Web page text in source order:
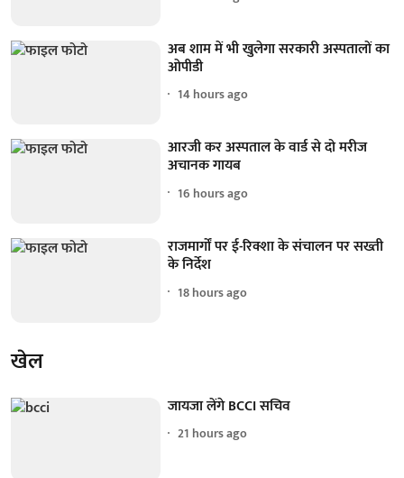
अब शाम में भी खुलेगा सरकारी अस्पतालों का
ओपीडी
14 hours ago
आरजी कर अस्पताल के वार्ड से दो मरीज
अचानक गायब
16 hours ago
राजमार्गों पर ई-रिक्शा के संचालन पर सख्ती
के निर्देश
18 hours ago
खेल
जायजा लेंगे BCCI सचिव
21 hours ago